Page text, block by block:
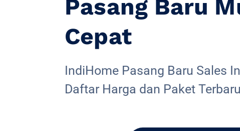
Pasang Baru
Cepat
IndiHome Pasang Baru Sales
Daftar Harga dan Paket